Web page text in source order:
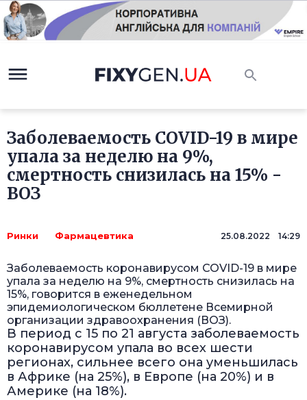
Заболеваемость COVID-19 в мире
упала за неделю на 9%,
смертность снизилась на 15% -
ВОЗ
Ринки Фармацевтика 25.08.2022 14:29
Заболеваемость коронавирусом COVID-19 в мире
упала за неделю на 9%, смертность снизилась на
15%, говорится в еженедельном
эпидемиологическом бюллетене Всемирной
организации здравоохранения (ВОЗ).
В период с 15 по 21 августа заболеваемость
коронавирусом упала во всех шести
регионах, сильнее всего она уменьшилась
в Африке (на 25%), в Европе (на 20%) и в
Америке (на 18%).